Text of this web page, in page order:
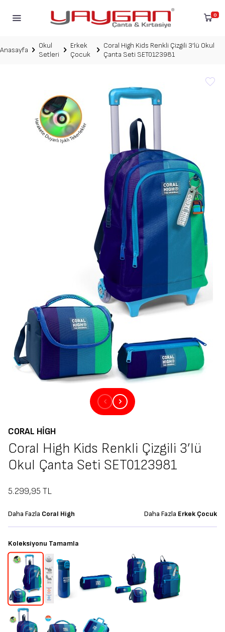
0
Anasayfa
Okul
Setleri
Erkek
Çocuk
Coral High Kids Renkli Çizgili 3’lü Okul
Çanta Seti SET0123981
CORAL HIGH
Coral High Kids Renkli Çizgili 3’lü
Okul Çanta Seti SET0123981
5.299,95 TL
Daha Fazla Coral High Daha Fazla Erkek Çocuk
Koleksiyonu Tamamla